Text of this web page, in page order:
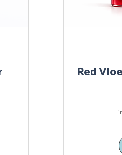
Red